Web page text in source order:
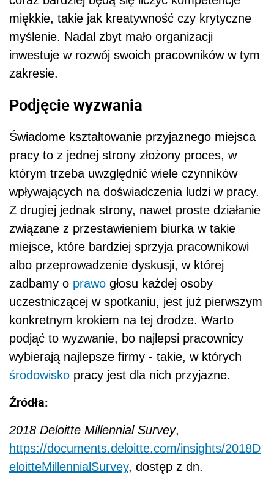
miękkie, takie jak kreatywność czy krytyczne
myślenie. Nadal zbyt mało organizacji
inwestuje w rozwój swoich pracowników w tym
zakresie.
Podjęcie wyzwania
Świadome kształtowanie przyjaznego miejsca
pracy to z jednej strony złożony proces, w
którym trzeba uwzględnić wiele czynników
wpływających na doświadczenia ludzi w pracy.
Z drugiej jednak strony, nawet proste działanie
związane z przestawieniem biurka w takie
miejsce, które bardziej sprzyja pracownikowi
albo przeprowadzenie dyskusji, w której
zadbamy o prawo głosu każdej osoby
uczestniczącej w spotkaniu, jest już pierwszym
konkretnym krokiem na tej drodze. Warto
podjąć to wyzwanie, bo najlepsi pracownicy
wybierają najlepsze firmy - takie, w których
środowisko pracy jest dla nich przyjazne.
Źródła:
2018 Deloitte Millennial Survey,
https://documents.deloitte.com/insights/2018D
eloitteMillennialSurvey, dostęp z dn.